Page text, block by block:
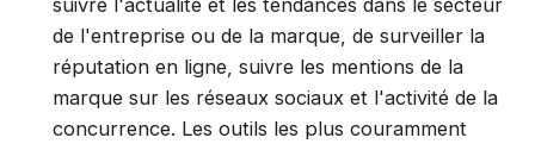
de l'entreprise ou de la marque, de surveiller la
réputation en ligne, suivre les mentions de la
marque sur les réseaux sociaux et l'activité de la
concurrence. Les outils les plus couramment